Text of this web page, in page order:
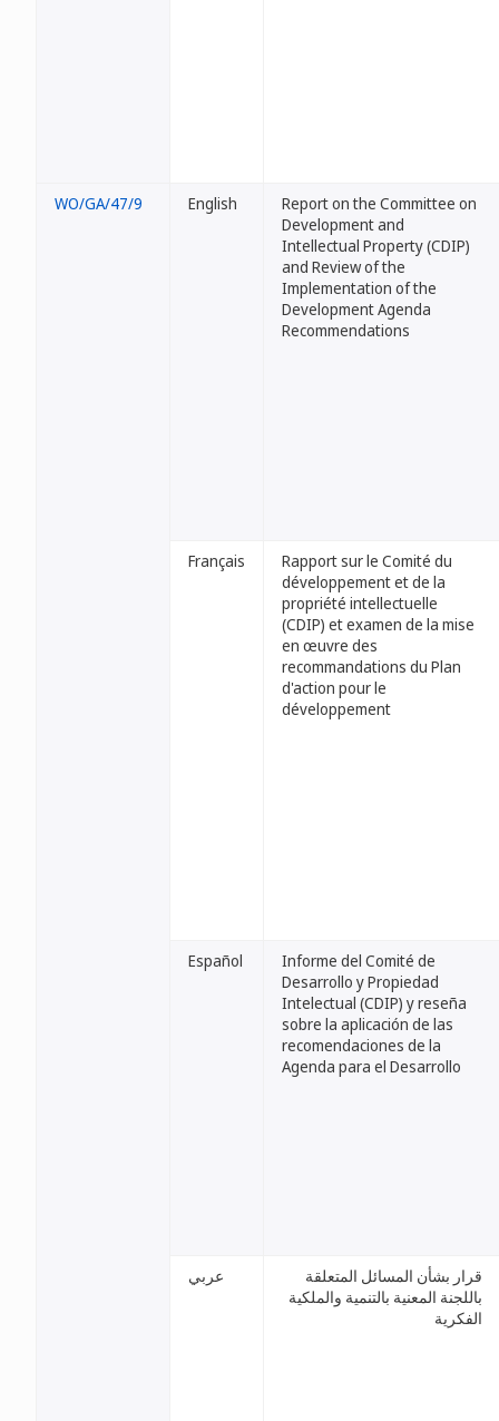
WO/GA/47/9 English
Report on the Committee on
Development and
Intellectual Property (CDIP)
and Review of the
Implementation of the
Development Agenda
Recommendations
Français
Rapport sur le Comité du
développement et de la
propriété intellectuelle
(CDIP) et examen de la mise
en œuvre des
recommandations du Plan
d'action pour le
développement
Español
Informe del Comité de
Desarrollo y Propiedad
Intelectual (CDIP) y reseña
sobre la aplicación de las
recomendaciones de la
Agenda para el Desarrollo
عربي
قرار بشأن المسائل المتعلقة
باللجنة المعنية بالتنمية والملكية
الفكرية